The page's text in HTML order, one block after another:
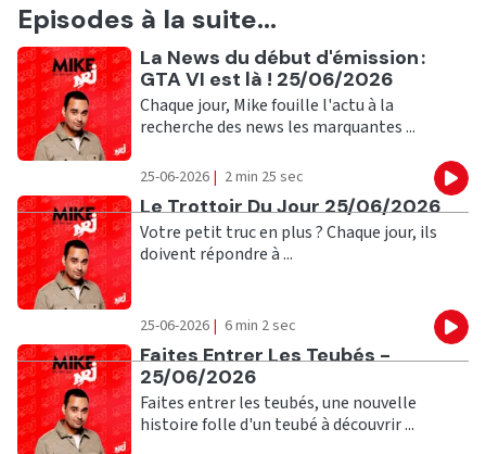
Episodes à la suite...
Ecouter
La News du début d'émission :
GTA VI est là ! 25/06/2026
Chaque jour, Mike fouille l'actu à la
recherche des news les marquantes ...
25-06-2026 | 2 min 25 sec
Ecouter
Le Trottoir Du Jour 25/06/2026
Votre petit truc en plus ? Chaque jour, ils
doivent répondre à ...
25-06-2026 | 6 min 2 sec
Ecouter
Faites Entrer Les Teubés -
25/06/2026
Faites entrer les teubés, une nouvelle
histoire folle d'un teubé à découvrir ...